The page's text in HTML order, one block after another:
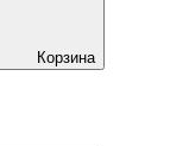
Корзина